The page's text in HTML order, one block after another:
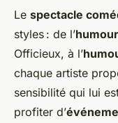
Le spectacle
styles : de l’
Officieux, à l’
chaque artiste
sensibilité qui lui
profiter d’